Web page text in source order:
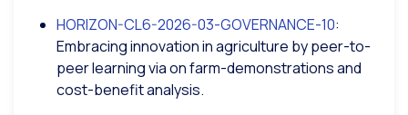
HORIZON-CL6-2026-03-GOVERNANCE-10:
Embracing innovation in agriculture by peer-to-
peer learning via on farm-demonstrations and
cost-benefit analysis.